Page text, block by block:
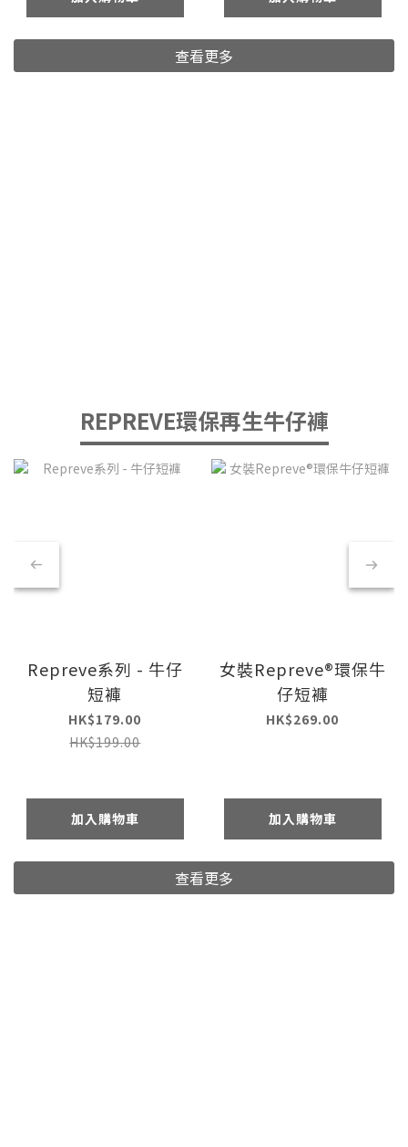
查看更多
REPREVE環保再生牛仔褲
Repreve系列 - 牛仔
短褲
HK$179.00
HK$199.00
加入購物車
女裝Repreve®環保牛
仔短褲
HK$269.00
加入購物車
查看更多